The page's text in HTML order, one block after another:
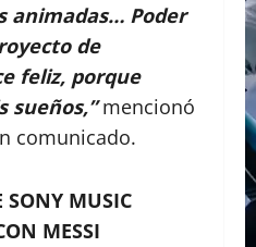
animadas… Poder
de
feliz, porque
sueños,”mencionó
comunicado.
SONY MUSIC
MESSI